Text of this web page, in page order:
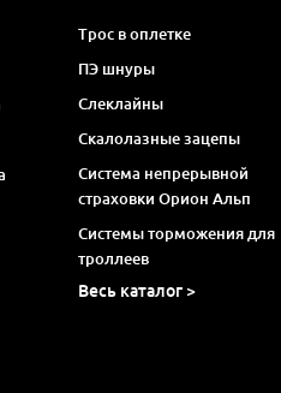
Трос в оплетке
ПЭ шнуры
Слеклайны
Скалолазные зацепы
Система непрерывной
страховки Орион Альп
Системы торможения для
троллеев
Весь каталог >